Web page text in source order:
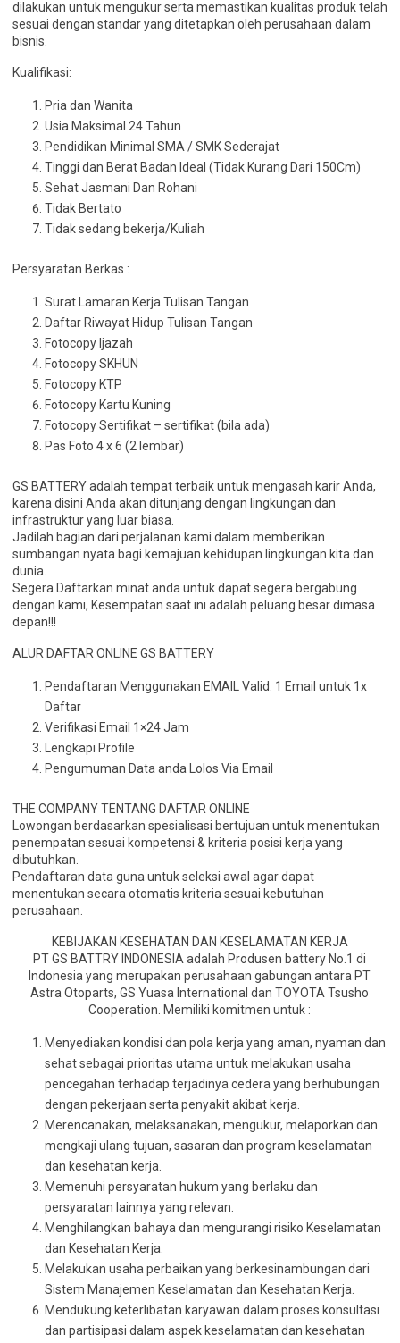
dilakukan untuk mengukur serta memastikan kualitas produk telah
sesuai dengan standar yang ditetapkan oleh perusahaan dalam
bisnis.
Kualifikasi:
Pria dan Wanita
Usia Maksimal 24 Tahun
Pendidikan Minimal SMA / SMK Sederajat
Tinggi dan Berat Badan Ideal (Tidak Kurang Dari 150Cm)
Sehat Jasmani Dan Rohani
Tidak Bertato
Tidak sedang bekerja/Kuliah
Persyaratan Berkas :
Surat Lamaran Kerja Tulisan Tangan
Daftar Riwayat Hidup Tulisan Tangan
Fotocopy Ijazah
Fotocopy SKHUN
Fotocopy KTP
Fotocopy Kartu Kuning
Fotocopy Sertifikat – sertifikat (bila ada)
Pas Foto 4 x 6 (2 lembar)
GS BATTERY adalah tempat terbaik untuk mengasah karir Anda,
karena disini Anda akan ditunjang dengan lingkungan dan
infrastruktur yang luar biasa.
Jadilah bagian dari perjalanan kami dalam memberikan
sumbangan nyata bagi kemajuan kehidupan lingkungan kita dan
dunia.
Segera Daftarkan minat anda untuk dapat segera bergabung
dengan kami, Kesempatan saat ini adalah peluang besar dimasa
depan!!!
ALUR DAFTAR ONLINE GS BATTERY
Pendaftaran Menggunakan EMAIL Valid. 1 Email untuk 1x
Daftar
Verifikasi Email 1×24 Jam
Lengkapi Profile
Pengumuman Data anda Lolos Via Email
THE COMPANY TENTANG DAFTAR ONLINE
Lowongan berdasarkan spesialisasi bertujuan untuk menentukan
penempatan sesuai kompetensi & kriteria posisi kerja yang
dibutuhkan.
Pendaftaran data guna untuk seleksi awal agar dapat
menentukan secara otomatis kriteria sesuai kebutuhan
perusahaan.
KEBIJAKAN KESEHATAN DAN KESELAMATAN KERJA
PT GS BATTRY INDONESIA adalah Produsen battery No.1 di
Indonesia yang merupakan perusahaan gabungan antara PT
Astra Otoparts, GS Yuasa International dan TOYOTA Tsusho
Cooperation. Memiliki komitmen untuk :
Menyediakan kondisi dan pola kerja yang aman, nyaman dan
sehat sebagai prioritas utama untuk melakukan usaha
pencegahan terhadap terjadinya cedera yang berhubungan
dengan pekerjaan serta penyakit akibat kerja.
Merencanakan, melaksanakan, mengukur, melaporkan dan
mengkaji ulang tujuan, sasaran dan program keselamatan
dan kesehatan kerja.
Memenuhi persyaratan hukum yang berlaku dan
persyaratan lainnya yang relevan.
Menghilangkan bahaya dan mengurangi risiko Keselamatan
dan Kesehatan Kerja.
Melakukan usaha perbaikan yang berkesinambungan dari
Sistem Manajemen Keselamatan dan Kesehatan Kerja.
Mendukung keterlibatan karyawan dalam proses konsultasi
dan partisipasi dalam aspek keselamatan dan kesehatan